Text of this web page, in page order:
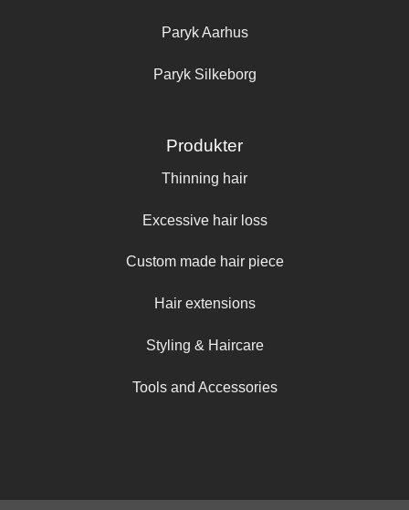
Paryk Aarhus
Paryk Silkeborg
Produkter
Thinning hair
Excessive hair loss
Custom made hair piece
Hair extensions
Styling & Haircare
Tools and Accessories